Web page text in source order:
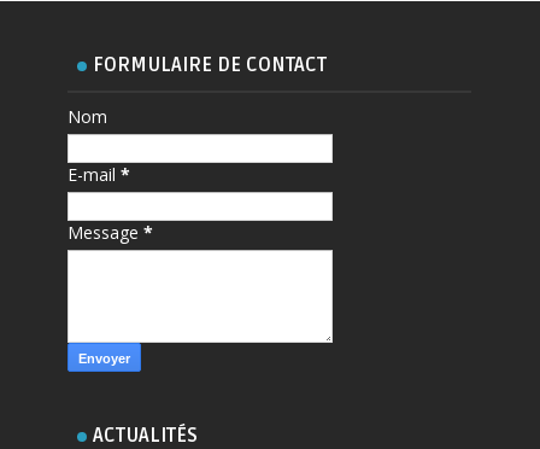
FORMULAIRE DE CONTACT
Nom
E-mail*
Message*
ACTUALITÉS